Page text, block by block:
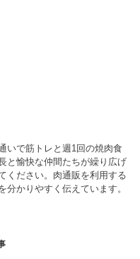
いで筋トレと週1回の焼肉食
と愉快な仲間たちが繰り広げ
ください。肉通販を利用する
分かりやすく伝えています。